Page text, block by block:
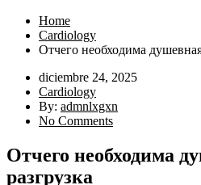
Home
Cardiology
Отчего необходима душевная
diciembre 24, 2025
Cardiology
By: admnlxgxn
No Comments
Отчего необходима
разгрузка